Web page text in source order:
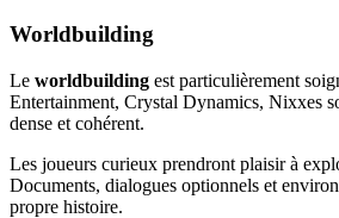
Worldbuilding
Le worldbuilding est particulièrement
Entertainment, Crystal Dynamics, Nixxes
dense et cohérent.
Les joueurs curieux prendront plaisir à
Documents, dialogues optionnels et
propre histoire.